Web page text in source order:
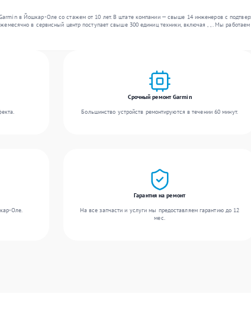
в Йошкар-Оле со стажем от 10 лет. В штате компании — свыше 14 инженеров с
в сервисный центр поступает свыше 300 единиц техники, включая , , . Мы
Срочный ремонт Garmin
Большинство устройств ремонтируются в течении 60 минут.
Оле.
Гарантия на ремонт
На все запчасти и услуги мы предоставляем гарантию до 12
мес.